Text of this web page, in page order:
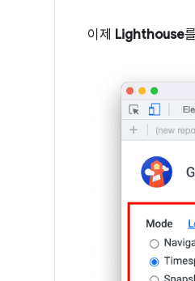
이제 Lighthouse